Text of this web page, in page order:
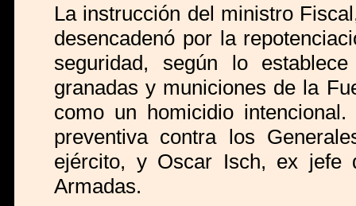
La instrucción del ministro
desencadenó por la
seguridad, según lo
granadas y municiones de la
como un homicidio
preventiva contra los
ejército, y Oscar Isch, ex jefe
Armadas.